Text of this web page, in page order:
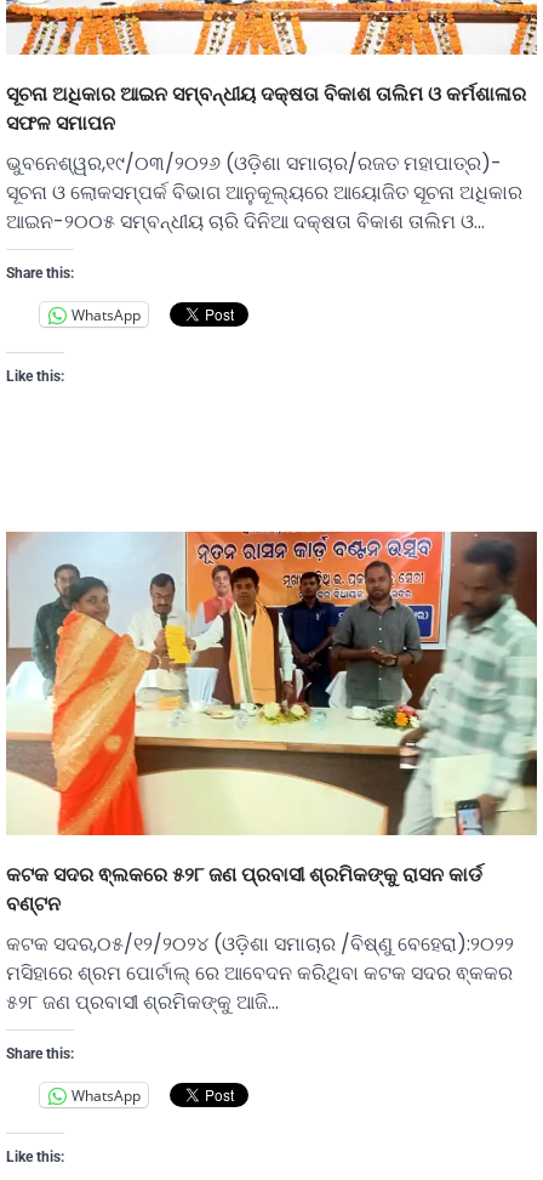
ସୂଚନା ଅଧିକାର ଆଇନ ସମ୍ବନ୍ଧୀୟ ଦକ୍ଷତା ବିକାଶ ତାଲିମ ଓ କର୍ମଶାଳାର
ସଫଳ ସମାପନ
ଭୁବନେଶ୍ୱର,୧୯/୦୩/୨୦୨୬ (ଓଡ଼ିଶା ସମାଚାର/ରଜତ ମହାପାତ୍ର)-
ସୂଚନା ଓ ଲୋକସମ୍ପର୍କ ବିଭାଗ ଆନୁକୂଲ୍ୟରେ ଆୟୋଜିତ ସୂଚନା ଅଧିକାର
ଆଇନ-୨୦୦୫ ସମ୍ବନ୍ଧୀୟ ଚାରି ଦିନିଆ ଦକ୍ଷତା ବିକାଶ ତାଲିମ ଓ…
Share this:
WhatsApp
Like this:
କଟକ ସଦର ଵ୍ଲକରେ ୫୨୮ ଜଣ ପ୍ରବାସୀ ଶ୍ରମିକଙ୍କୁ ରାସନ କାର୍ଡ
ବଣ୍ଟନ
କଟକ ସଦର,୦୫/୧୨/୨୦୨୪ (ଓଡ଼ିଶା ସମାଚାର /ବିଷ୍ଣୁ ବେହେରା):୨୦୨୨
ମସିହାରେ ଶ୍ରମ ପୋର୍ଟାଲ୍ ରେ ଆବେଦନ କରିଥିବା କଟକ ସଦର ଵ୍କକର
୫୨୮ ଜଣ ପ୍ରବାସୀ ଶ୍ରମିକଙ୍କୁ ଆଜି…
Share this:
WhatsApp
Like this: